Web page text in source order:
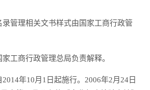
管理相关文书样式由国家工商行政管
工商行政管理总局负责解释。
年10月1日起施行。2006年2月24日